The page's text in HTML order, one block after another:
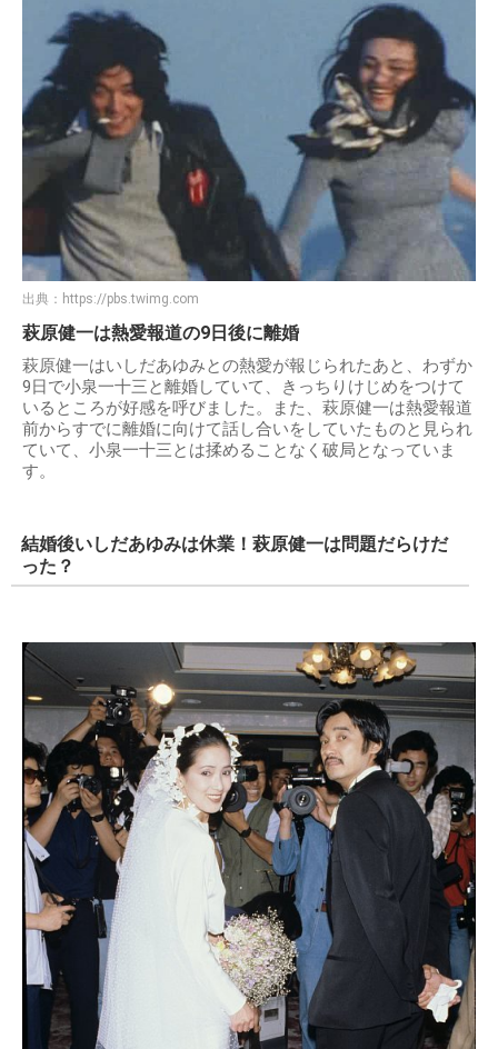
出典： https://pbs.twimg.com
萩原健一は熱愛報道の9日後に離婚
萩原健一はいしだあゆみとの熱愛が報じられたあと、わずか
9日で小泉一十三と離婚していて、きっちりけじめをつけて
いるところが好感を呼びました。また、萩原健一は熱愛報道
前からすでに離婚に向けて話し合いをしていたものと見られ
ていて、小泉一十三とは揉めることなく破局となっていま
す。
結婚後いしだあゆみは休業！萩原健一は問題だらけだ
った？